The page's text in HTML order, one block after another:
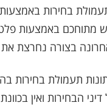
בחירות באמצעות
מתוחכם באמצעות
בצורה נחרצת
תעמולת בחירות
הבחירות ואין